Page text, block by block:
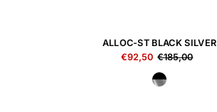
ALLOC-ST BLACK SILVER
€92,50 €185,00